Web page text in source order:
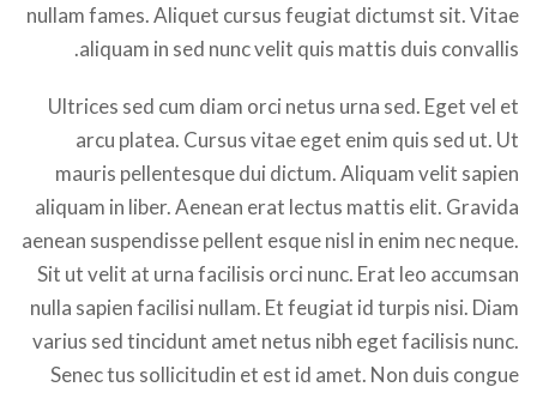
nullam fames. Aliquet cursus feugiat dictumst sit. Vitae
aliquam in sed nunc velit quis mattis duis convallis.
Ultrices sed cum diam orci netus urna sed. Eget vel et
arcu platea. Cursus vitae eget enim quis sed ut. Ut
mauris pellentesque dui dictum. Aliquam velit sapien
aliquam in liber. Aenean erat lectus mattis elit. Gravida
aenean suspendisse pellent esque nisl in enim nec neque.
Sit ut velit at urna facilisis orci nunc. Erat leo accumsan
nulla sapien facilisi nullam. Et feugiat id turpis nisi. Diam
varius sed tincidunt amet netus nibh eget facilisis nunc.
Senec tus sollicitudin et est id amet. Non duis congue